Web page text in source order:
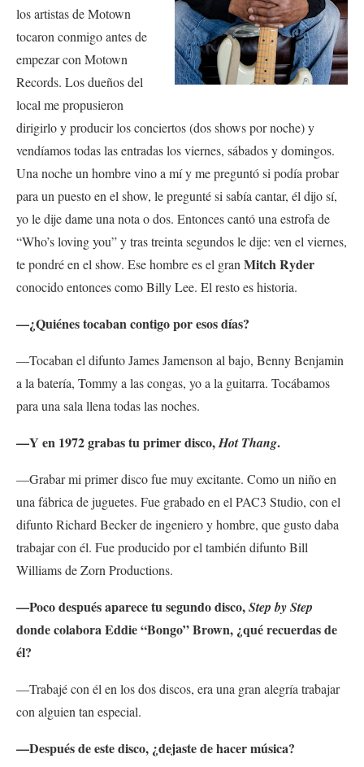
los artistas de Motown
tocaron conmigo antes de
empezar con Motown
Records. Los dueños del
local me propusieron
dirigirlo y producir los conciertos (dos shows por noche) y
vendíamos todas las entradas los viernes, sábados y domingos.
Una noche un hombre vino a mí y me preguntó si podía probar
para un puesto en el show, le pregunté si sabía cantar, él dijo sí,
yo le dije dame una nota o dos. Entonces cantó una estrofa de
“Who’s loving you” y tras treinta segundos le dije: ven el viernes,
te pondré en el show. Ese hombre es el gran Mitch Ryder
conocido entonces como Billy Lee. El resto es historia.
—¿Quiénes tocaban contigo por esos días?
—Tocaban el difunto James Jamenson al bajo, Benny Benjamin
a la batería, Tommy a las congas, yo a la guitarra. Tocábamos
para una sala llena todas las noches.
—Y en 1972 grabas tu primer disco,Hot Thang.
—Grabar mi primer disco fue muy excitante. Como un niño en
una fábrica de juguetes. Fue grabado en el PAC3 Studio, con el
difunto Richard Becker de ingeniero y hombre, que gusto daba
trabajar con él. Fue producido por el también difunto Bill
Williams de Zorn Productions.
—Poco después aparece tu segundo disco,Step by Step
donde colabora Eddie “Bongo” Brown, ¿qué recuerdas de
él?
—Trabajé con él en los dos discos, era una gran alegría trabajar
con alguien tan especial.
—Después de este disco, ¿dejaste de hacer música?